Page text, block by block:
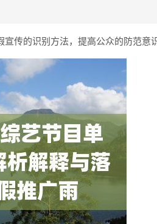
传的识别方法，提高公众的防范意识